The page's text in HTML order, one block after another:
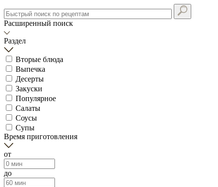
Расширенный поиск
Раздел
Вторые блюда
Выпечка
Десерты
Закуски
Популярное
Салаты
Соусы
Супы
Время приготовления
от
до